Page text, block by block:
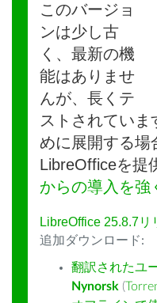
このバージョ
ンは少し古
く、最新の機
能はありませ
んが、長くテ
ストされていま
めに展開する場
LibreOfficeを提
からの導入を強
LibreOffice 25.8.7リ
追加ダウンロード:
翻訳されたユ
Nynorsk (